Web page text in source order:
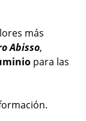
más
Abisso,
para las